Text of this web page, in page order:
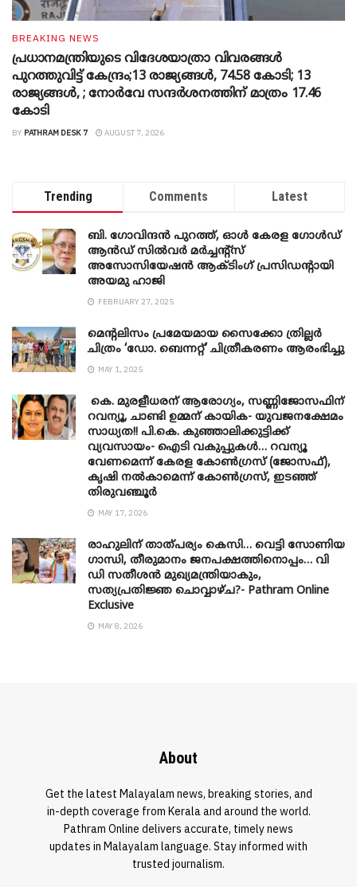
BREAKING NEWS
പ്രധാനമന്ത്രിയുടെ വിദേശയാത്രാ വിവരങ്ങൾ
പുറത്തുവിട്ട് കേന്ദ്രം;13 രാജ്യങ്ങൾ, 74.58 കോടി; 13
രാജ്യങ്ങൾ, ; നോർവേ സന്ദർശനത്തിന് മാത്രം 17.46
കോടി
BY PATHRAM DESK 7 AUGUST 7, 2026
Trending Comments Latest
ബി. ​ഗോവിന്ദൻ പുറത്ത്, ഓൾ കേരള ഗോൾഡ്
ആൻഡ് സിൽവർ മർച്ചന്റ്സ്
അസോസിയേഷൻ ആക്ടിംഗ് പ്രസിഡന്റായി
അയമു ഹാജി
FEBRUARY 27, 2025
മെന്‍റലിസം പ്രമേയമായ സൈക്കോ ത്രില്ലർ
ചിത്രം ‘ഡോ. ബെന്നറ്റ്’ ചിത്രീകരണം ആരംഭിച്ചു
MAY 1, 2025
കെ. മുരളീധരന് ആരോഗ്യം, സണ്ണിജോസഫിന്
റവന്യൂ, ചാണ്ടി ഉമ്മന് കായിക- യുവജനക്ഷേമം
സാധ്യത!! പി.കെ. കുഞ്ഞാലിക്കുട്ടിക്ക്
വ്യവസായം- ഐടി വകുപ്പുകൾ… റവന്യൂ
വേണമെന്ന് കേരള കോൺഗ്രസ് (ജോസഫ്),
കൃഷി നൽകാമെന്ന് കോൺഗ്രസ്, ഇടഞ്ഞ്
തിരുവഞ്ചൂർ
MAY 17, 2026
രാഹുലിന് താത്പര്യം കെസി… വെട്ടി സോണിയ
​ഗാന്ധി, തീരുമാനം ജനപക്ഷത്തിനൊപ്പം… വി
ഡി സതീശൻ മുഖ്യമന്ത്രിയാകും,
സത്യപ്രതിജ്ഞ ചൊവ്വാഴ്ച?- Pathram Online
Exclusive
MAY 8, 2026
About
Get the latest Malayalam news, breaking stories, and
in-depth coverage from Kerala and around the world.
Pathram Online delivers accurate, timely news
updates in Malayalam language. Stay informed with
trusted journalism.